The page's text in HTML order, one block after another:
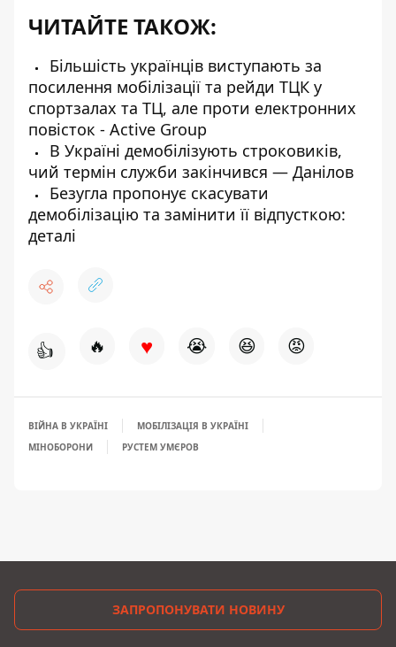
ЧИТАЙТЕ ТАКОЖ:
Більшість українців виступають за
посилення мобілізації та рейди ТЦК у
спортзалах та ТЦ, але проти електронних
повісток - Active Group
В Україні демобілізують строковиків,
чий термін служби закінчився — Данілов
Безугла пропонує скасувати
демобілізацію та замінити її відпусткою:
деталі
👍 🔥 ♥ 😭 😆 😡
ВІЙНА В УКРАЇНІ
МОБІЛІЗАЦІЯ В УКРАЇНІ
МІНОБОРОНИ
РУСТЕМ УМЄРОВ
ЗАПРОПОНУВАТИ НОВИНУ